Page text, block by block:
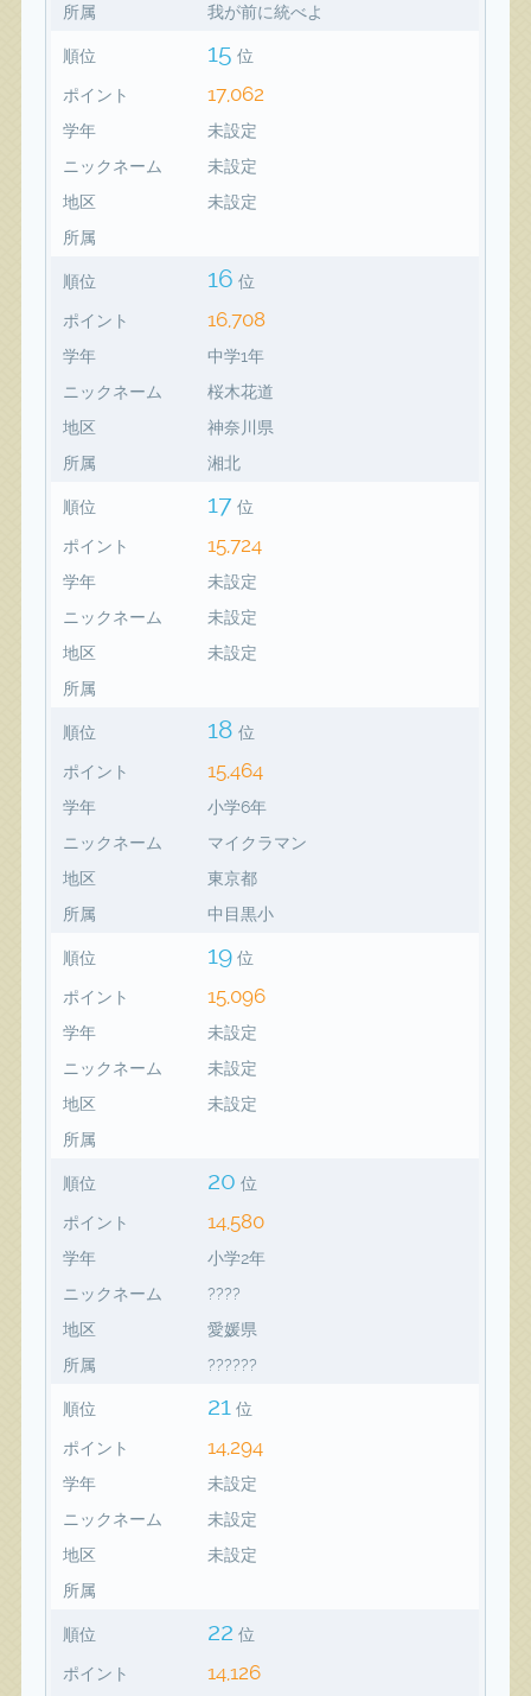
所属 我が前に統べよ
順位 15 位
ポイント 17,062
学年
未設定
ニックネーム
未設定
地区
未設定
所属
順位 16 位
ポイント 16,708
学年
中学1年
ニックネーム
桜木花道
地区
神奈川県
所属
湘北
順位 17 位
ポイント 15,724
学年
未設定
ニックネーム
未設定
地区
未設定
所属
順位 18 位
ポイント 15,464
学年
小学6年
ニックネーム
マイクラマン
地区
東京都
所属
中目黒小
順位 19 位
ポイント 15,096
学年
未設定
ニックネーム
未設定
地区
未設定
所属
順位 20 位
ポイント 14,580
学年
小学2年
ニックネーム
????
地区
愛媛県
所属
??????
順位 21 位
ポイント 14,294
学年
未設定
ニックネーム
未設定
地区
未設定
所属
順位 22 位
ポイント 14,126